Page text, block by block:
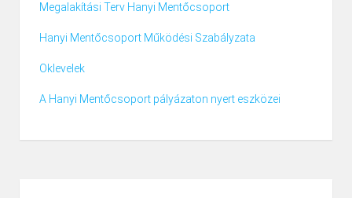
Megalakítási Terv Hanyi Mentőcsoport
Hanyi Mentőcsoport Működési Szabályzata
Oklevelek
A Hanyi Mentőcsoport pályázaton nyert eszközei